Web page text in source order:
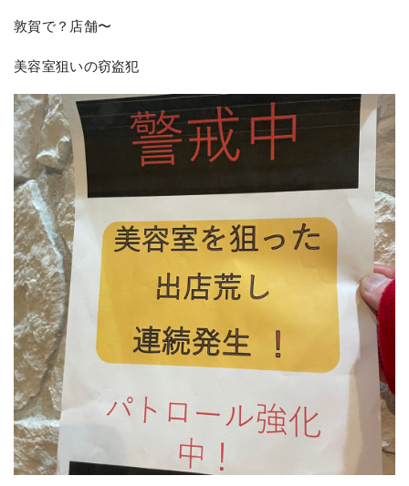
敦賀で？店舗〜
美容室狙いの窃盗犯